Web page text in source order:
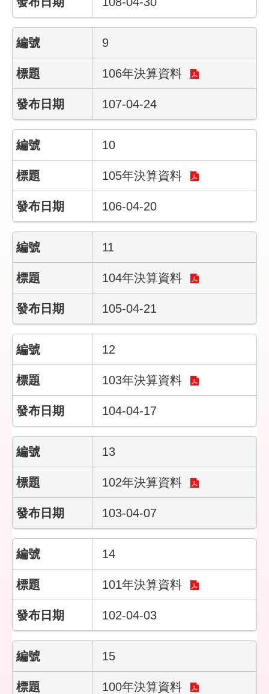
局
臺
北
政
府
臺
北
網
站
安
政
策
隱
私
權
護
政
策
府
網
站
資
開
放
宣
告
服
信
箱
9
106年決算資料
107-04-24
10
105年決算資料
106-04-20
11
104年決算資料
105-04-21
12
103年決算資料
104-04-17
13
102年決算資料
103-04-07
14
101年決算資料
102-04-03
15
100年決算資料